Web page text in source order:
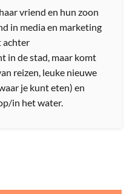
vriend en hun zoon
in media en marketing
achter
in de stad, maar komt
reizen, leuke nieuwe
je kunt eten) en
in het water.